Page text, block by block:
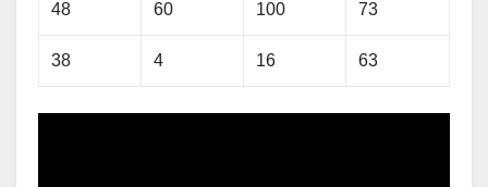
48 60 100 73
38 4 16 63